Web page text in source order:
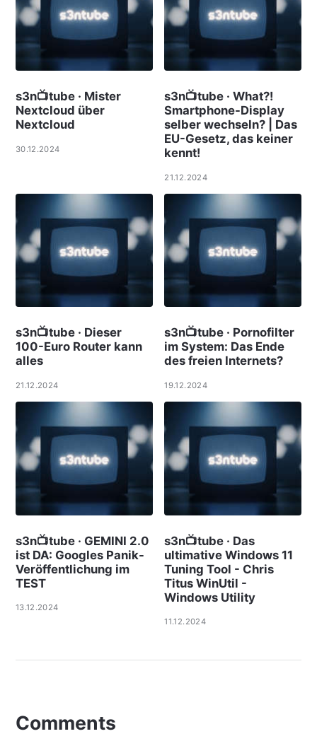
s3n📺tube · Mister
Nextcloud über
Nextcloud
30.12.2024
s3n📺tube · What?!
Smartphone-Display
selber wechseln? | Das
EU-Gesetz, das keiner
kennt!
21.12.2024
s3n📺tube · Dieser
100-Euro Router kann
alles
21.12.2024
s3n📺tube · Pornofilter
im System: Das Ende
des freien Internets?
19.12.2024
s3n📺tube · GEMINI 2.0
ist DA: Googles Panik-
Veröffentlichung im
TEST
13.12.2024
s3n📺tube · Das
ultimative Windows 11
Tuning Tool - Chris
Titus WinUtil -
Windows Utility
11.12.2024
Comments